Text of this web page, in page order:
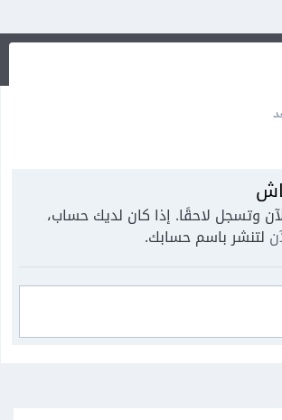
وتسجل لاحقًا. إذا كان لديك حساب،
لتنشر باسم حسابك.